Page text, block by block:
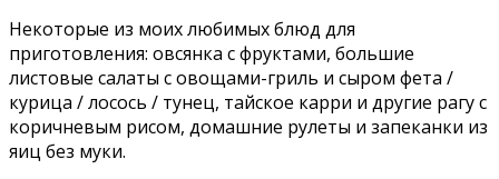
Некоторые из моих любимых блюд для
приготовления: овсянка с фруктами, большие
листовые салаты с овощами-гриль и сыром фета /
курица / лосось / тунец, тайское карри и другие рагу с
коричневым рисом, домашние рулеты и запеканки из
яиц без муки.